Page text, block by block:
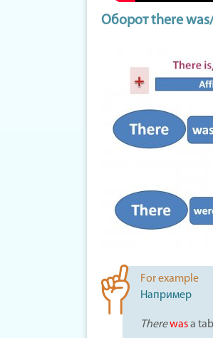
Оборот there
For example
Например
Therewasa